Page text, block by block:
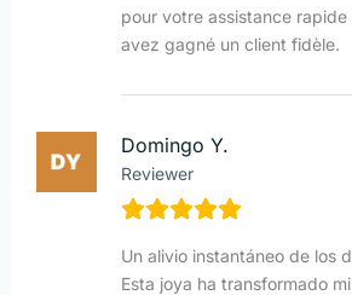
pour votre assistance
avez gagné un client fidèle.
Domingo Y.
Reviewer
Un alivio instantáneo de los
Esta joya ha transformado